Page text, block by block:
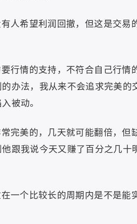
人希望利润回撤，但这是交易
行情的支持，不符合自己行情
办法，我从来不会追求完美的
被动。
完美的，几天就可能翻倍，但
跟我说今天又赚了百分之几十
一个比较长的周期内是不是能